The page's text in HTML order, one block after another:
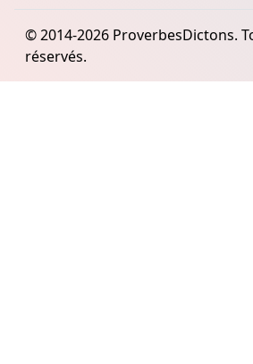
© 2014-2026 ProverbesDictons.
réservés.